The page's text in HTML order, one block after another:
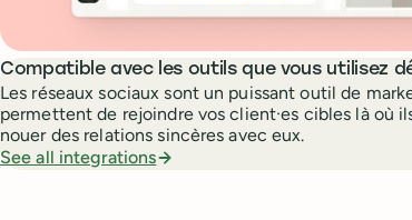
Compatible avec les outils que vous utilisez
Les réseaux sociaux sont un puissant outil de
permettent de rejoindre vos client·es cibles là où
nouer des relations sincères avec eux.
See all integrations